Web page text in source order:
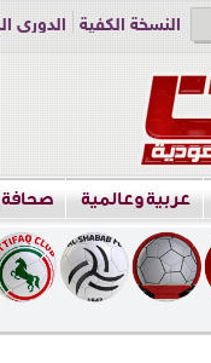
النسخة الكفية الدوري
عربية وعالمية صحافة